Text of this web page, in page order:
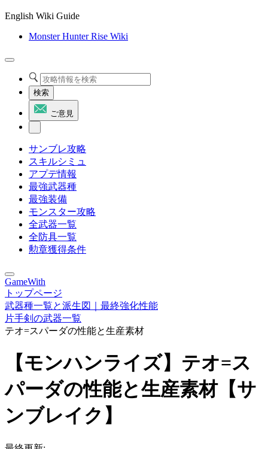
English Wiki Guide
Monster Hunter Rise Wiki
検索
ご意見
サンブレ攻略
スキルシミュ
アプデ情報
最強武器種
最強装備
モンスター攻略
全武器一覧
全防具一覧
勲章獲得条件
GameWith
トップページ
武器種一覧と派生図｜最終強化性能
片手剣の武器一覧
テオ=スパーダの性能と生産素材
【モンハンライズ】テオ=ス
パーダの性能と生産素材【サ
ンブレイク】